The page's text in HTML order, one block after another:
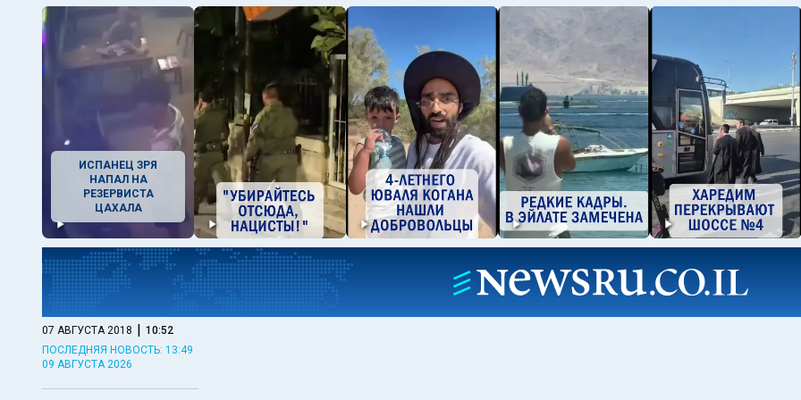
ИСПАНЕЦ ЗРЯ
НАПАЛ НА
РЕЗЕРВИСТА
ЦАХАЛА
07 АВГУСТА 2018 | 10:52
ПОСЛЕДНЯЯ НОВОСТЬ: 13:49
09 АВГУСТА 2026